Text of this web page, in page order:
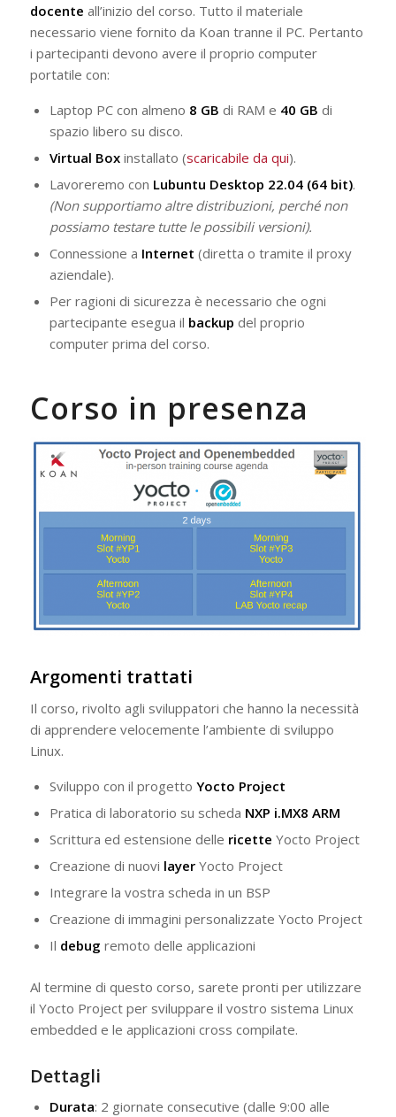
docente all’inizio del corso. Tutto il materiale
necessario viene fornito da Koan tranne il PC. Pertanto
i partecipanti devono avere il proprio computer
portatile con:
Laptop PC con almeno 8 GB di RAM e 40 GB di
spazio libero su disco.
Virtual Boxinstallato (scaricabile da qui).
Lavoreremo con Lubuntu Desktop 22.04 (64 bit).
(Non supportiamo altre distribuzioni, perché non
possiamo testare tutte le possibili versioni).
Connessione a Internet (diretta o tramite il proxy
aziendale).
Per ragioni di sicurezza è necessario che ogni
partecipante esegua il backup del proprio
computer prima del corso.
Corso in presenza
Argomenti trattati
Il corso, rivolto agli sviluppatori che hanno la necessità
di apprendere velocemente l’ambiente di sviluppo
Linux.
Sviluppo con il progetto Yocto Project
Pratica di laboratorio su scheda NXP i.MX8 ARM
Scrittura ed estensione delle ricette Yocto Project
Creazione di nuovi layerYocto Project
Integrare la vostra scheda in un BSP
Creazione di immagini personalizzate Yocto Project
Il debug remoto delle applicazioni
Al termine di questo corso, sarete pronti per utilizzare
il Yocto Project per sviluppare il vostro sistema Linux
embedded e le applicazioni cross compilate.
Dettagli
Durata: 2 giornate consecutive (dalle 9:00 alle